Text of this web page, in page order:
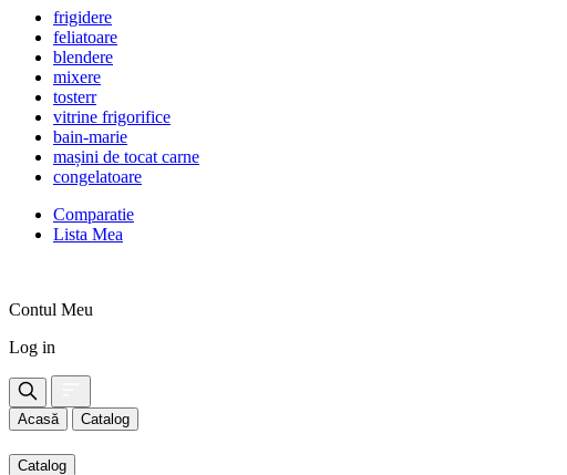
frigidere
feliatoare
blendere
mixere
tosterr
vitrine frigorifice
bain-marie
mașini de tocat carne
congelatoare
Comparatie
Lista Mea
Contul Meu
Log in
Acasă Catalog
Catalog